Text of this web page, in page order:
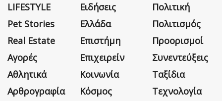
LIFESTYLE
Pet Stories
Real Estate
Αγορές
Αθλητικά
Αρθρογραφία
Ειδήσεις
Ελλάδα
Επιστήμη
Επιχειρείν
Κοινωνία
Κόσμος
Πολιτική
Πολιτισμός
Προορισμοί
Συνεντεύξεις
Ταξίδια
Τεχνολογία